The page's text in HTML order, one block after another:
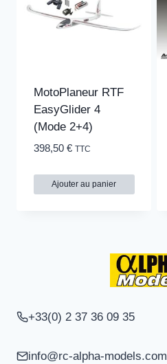
MotoPlaneur RTF
EasyGlider 4
(Mode 2+4)
398,50 € TTC
Ajouter au panier
+33(0) 2 37 36 09 35
info@rc-alpha-models.com